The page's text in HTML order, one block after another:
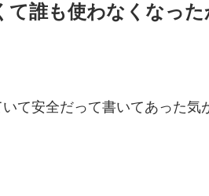
誰も使わなくなった
て安全だって書いてあった気